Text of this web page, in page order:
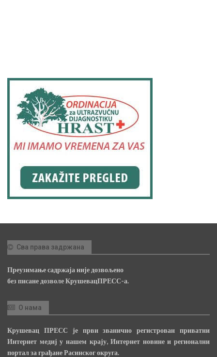
Сва права задржана
Преузимање садржаја није дозвољено
без писане дозволе КрушевацПРЕСС-а.
О нама
Крушевац ПРЕСС је први званично регистрован приватни
Интернет медиј у нашем крају, Интернет новине и регионални
портал за грађане Расинског округа.